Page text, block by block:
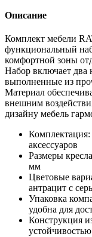
Описание
Комплект мебели
функциональный
комфортной зоны
Набор включает два
выполненные из
Материал
внешним
дизайну мебель
Комплектация:
аксессуаров
Размеры
мм
Цветовые
антрацит с
Упаковка
удобна для
Конструкция